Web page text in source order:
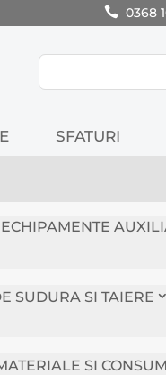
0368
SFATURI
ECHIPAMENTE
SUDURA SI TAIERE
SI